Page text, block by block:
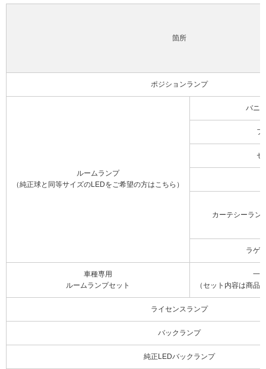
箇所
ポジションランプ
ルームランプ
（純正球と同等サイズのLEDをご希望の方はこちら）
バニ
フ
セ
カーテシーラン
ラゲ
車種専用
ルームランプセット
一
（セット内容は商品
ライセンスランプ
バックランプ
純正LEDバックランプ